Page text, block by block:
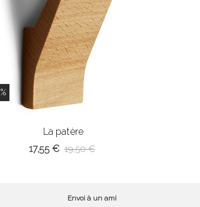
La patère
17,55 € 19,50 €
Envoi à un ami